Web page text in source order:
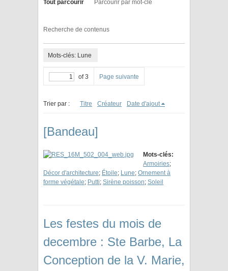
Tout parcourir Parcourir par mot-clé
Recherche de contenus
Mots-clés: Lune
of 3 Page suivante
Trier par : Titre Créateur Date d'ajout
[Bandeau]
Mots-clés:
Armoiries;
Décor d'architecture; Étoile; Lune; Ornement à
forme végétale; Putti; Sirène poisson; Soleil
Les festes du mois de
decembre : Ste Barbe, La
Conception de la V. Marie,